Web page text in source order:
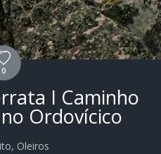
0
I Caminho
Ordovícico
Oleiros